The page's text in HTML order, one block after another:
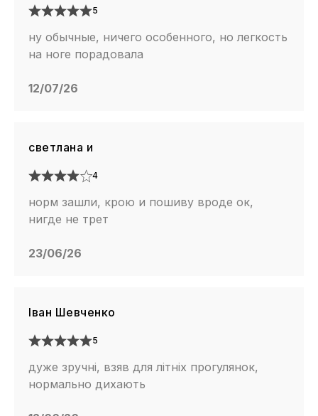
5
ну обычные, ничего особенного, но легкость
на ноге порадовала
12/07/26
светлана и
4
норм зашли, крою и пошиву вроде ок,
нигде не трет
23/06/26
Іван Шевченко
5
дуже зручні, взяв для літніх прогулянок,
нормально дихають